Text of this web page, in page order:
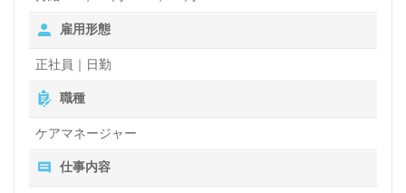
雇用形態
正社員｜日勤
職種
ケアマネージャー
仕事内容